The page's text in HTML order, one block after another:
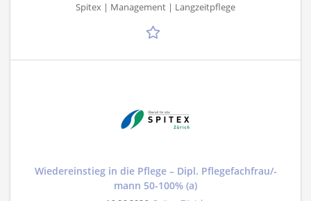
Spitex | Management | Langzeitpflege
Wiedereinstieg in die Pflege – Dipl. Pflegefachfrau/-
mann 50-100% (a)